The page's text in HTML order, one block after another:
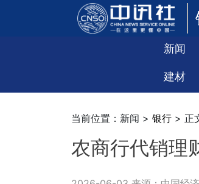
新闻
建材
当前位置：新闻 > 银行 > 正
农商行代销理